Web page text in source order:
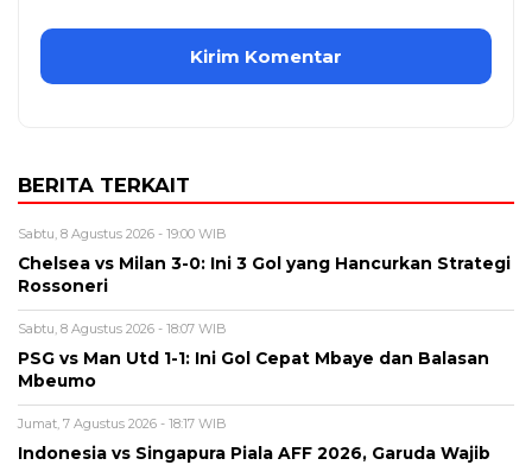
BERITA TERKAIT
Sabtu, 8 Agustus 2026 - 19:00 WIB
Chelsea vs Milan 3-0: Ini 3 Gol yang Hancurkan Strategi
Rossoneri
Sabtu, 8 Agustus 2026 - 18:07 WIB
PSG vs Man Utd 1-1: Ini Gol Cepat Mbaye dan Balasan
Mbeumo
Jumat, 7 Agustus 2026 - 18:17 WIB
Indonesia vs Singapura Piala AFF 2026, Garuda Wajib